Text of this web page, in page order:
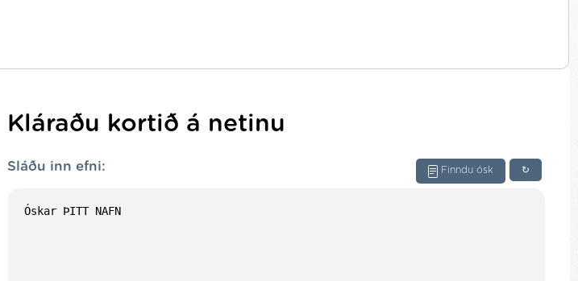
Kláraðu kortið á netinu
↻
Finndu ósk
Sláðu inn efni: